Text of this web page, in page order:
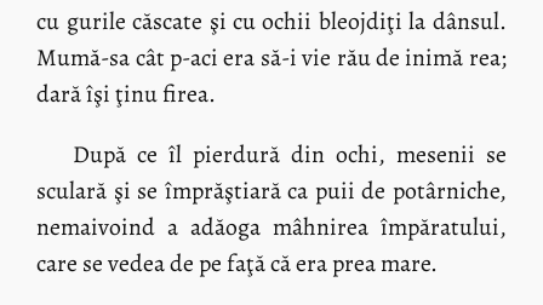
cu gurile căscate şi cu ochii bleojdiţi la dânsul.
Mumă-sa cât p-aci era să-i vie rău de inimă rea;
dară îşi ţinu firea.
După ce îl pierdură din ochi, mesenii se
sculară şi se împrăştiară ca puii de potârniche,
nemaivoind a adăoga mâhnirea împăratului,
care se vedea de pe faţă că era prea mare.